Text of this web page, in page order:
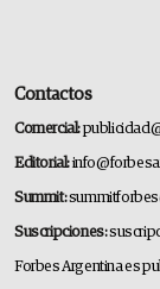
Contactos
Comercial:
Editorial:
Summit:
Suscripciones:
Forbes Argentina es